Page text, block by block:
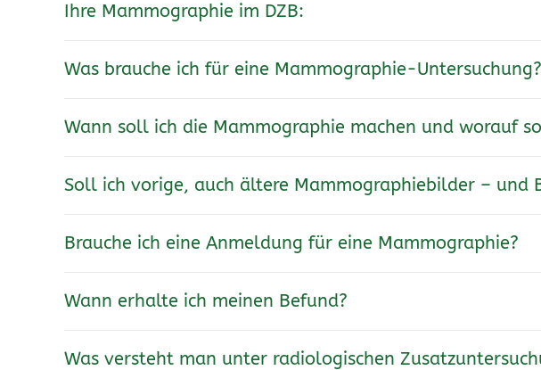
Ihre Mammographie im DZB:
Was brauche ich für eine Mammographie-Untersuchung?
Wann soll ich die Mammographie machen und worauf
Soll ich vorige, auch ältere Mammographiebilder – und
Brauche ich eine Anmeldung für eine Mammographie?
Wann erhalte ich meinen Befund?
Was versteht man unter radiologischen